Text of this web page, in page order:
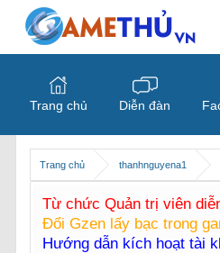
Trang chủ thanhnguyena1
Từ chức Quản trị viên
Đổi Gzen lấy bạc trong
Hướng dẫn kích hoạt tài
Trang chủ Diễn đàn